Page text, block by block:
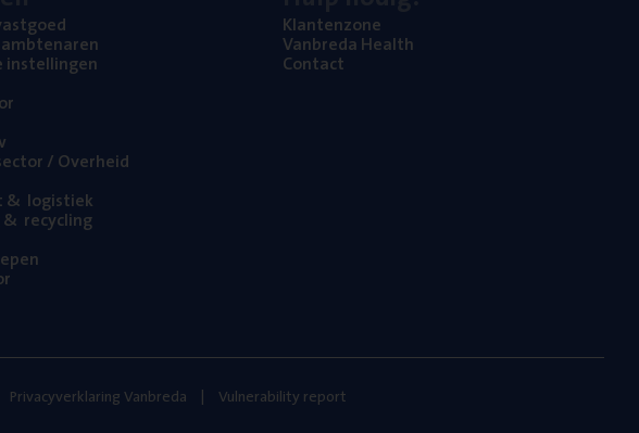
instellingen
/ Overheid
& logistiek
& recycling
Klan­ten­zo­ne
Van­b­re­da Health
Con­tact
Privacyverklaring Vanbreda Vulnerability report